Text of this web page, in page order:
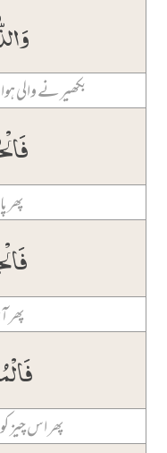
بکھیرنے والی
پھر
پھر
پھر اس چیز